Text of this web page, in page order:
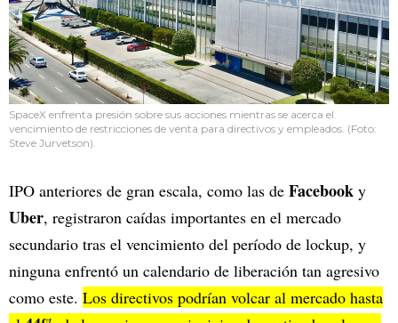
SpaceX enfrenta presión sobre sus acciones mientras se acerca el
vencimiento de restricciones de venta para directivos y empleados. (Foto:
Steve Jurvetson).
IPO anteriores de gran escala, como las de Facebook y
Uber, registraron caídas importantes en el mercado
secundario tras el vencimiento del período de lockup, y
ninguna enfrentó un calendario de liberación tan agresivo
como este. Los directivos podrían volcar al mercado hasta